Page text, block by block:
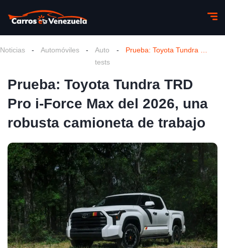
Noticias - Automóviles -
Auto
tests
-
Prueba: Toyota Tundra TRD
Pro i-Force Max del 2026, una
robusta camioneta de trabajo